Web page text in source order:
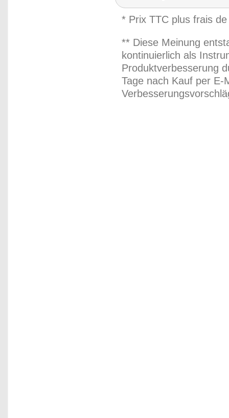
* Prix TTC plus frais
** Diese Meinung
kontinuierlich als
Produktverbesserung
Tage nach Kauf per E-